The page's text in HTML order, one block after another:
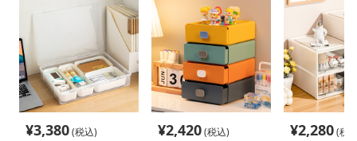
¥3,380(税込)
¥2,420(税込)
¥2,280(税